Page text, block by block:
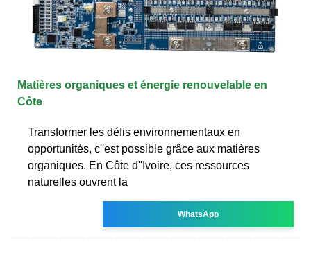
Matières organiques et énergie renouvelable en
Côte
Transformer les défis environnementaux en
opportunités, c''est possible grâce aux matières
organiques. En Côte d''Ivoire, ces ressources
naturelles ouvrent la
WhatsApp